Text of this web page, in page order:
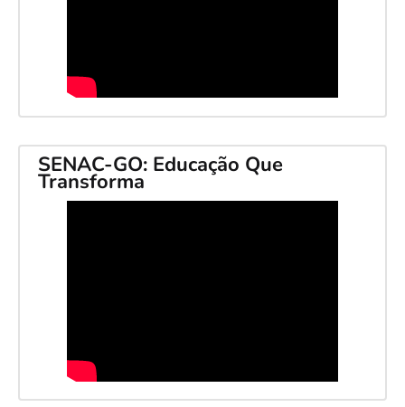
SENAC-GO: Educação Que
Transforma